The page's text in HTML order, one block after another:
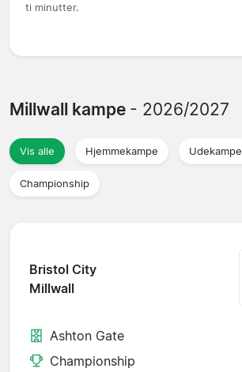
ti minutter.
Millwall kampe - 2026/2027
Vis alle Hjemmekampe Udekampe
Championship
Bristol City
Millwall
Ashton Gate
Championship